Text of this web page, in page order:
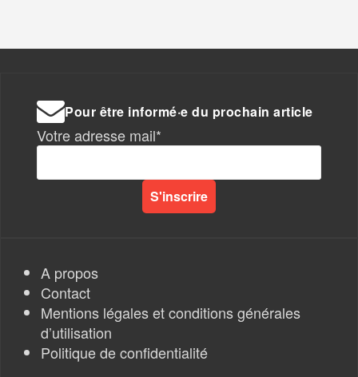
Pour être informé·e du prochain article
Votre adresse mail*
A propos
Contact
Mentions légales et conditions générales
d’utilisation
Politique de confidentialité